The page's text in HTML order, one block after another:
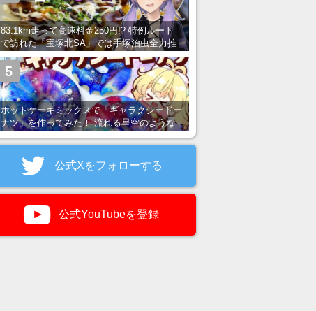
83.1km走って高速料金250円!? 特例ルート
で訪れた「宝塚北SA」では手塚治虫全力推
し＆関西グルメが楽しめる！
ホットケーキミックスで「ギャラクシードー
ナツ」を作ってみた！ 流れる星空のような
5
公式Xをフォローする
公式YouTubeを登録